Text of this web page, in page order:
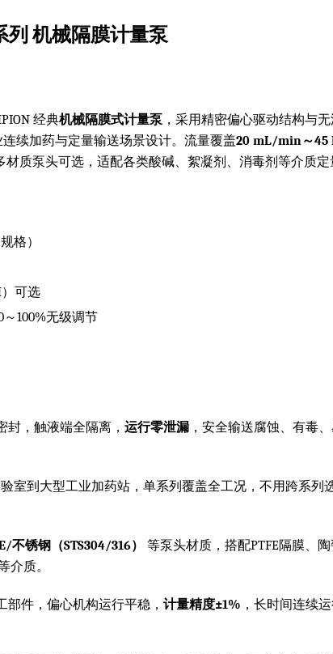
列 机械隔膜计量泵
经典机械隔膜式计量泵 ，采用精密偏心驱动结构与
连续加药与定量输送场景设计。流量覆盖20 mL/min～45
质泵头可选，适配各类酸碱、絮凝剂、消毒剂等介质定
格）
可选
100%无级调节
封，触液端全隔离，运行零泄漏 ，安全输送腐蚀、有毒
室到大型工业加药站，单系列覆盖全工况，不用跨系列
不锈钢（STS304/316）
等泵头材质，搭配PTFE隔膜、
介质。
部件，偏心机构运行平稳，计量精度±1% ，长时间连续